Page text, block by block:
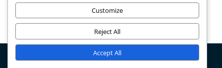
Customize
Reject All
Accept All